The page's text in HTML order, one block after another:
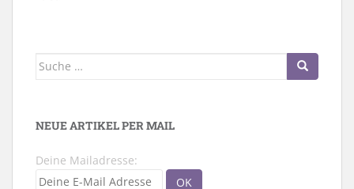
Suche
NEUE ARTIKEL PER MAIL
Deine Mailadresse: